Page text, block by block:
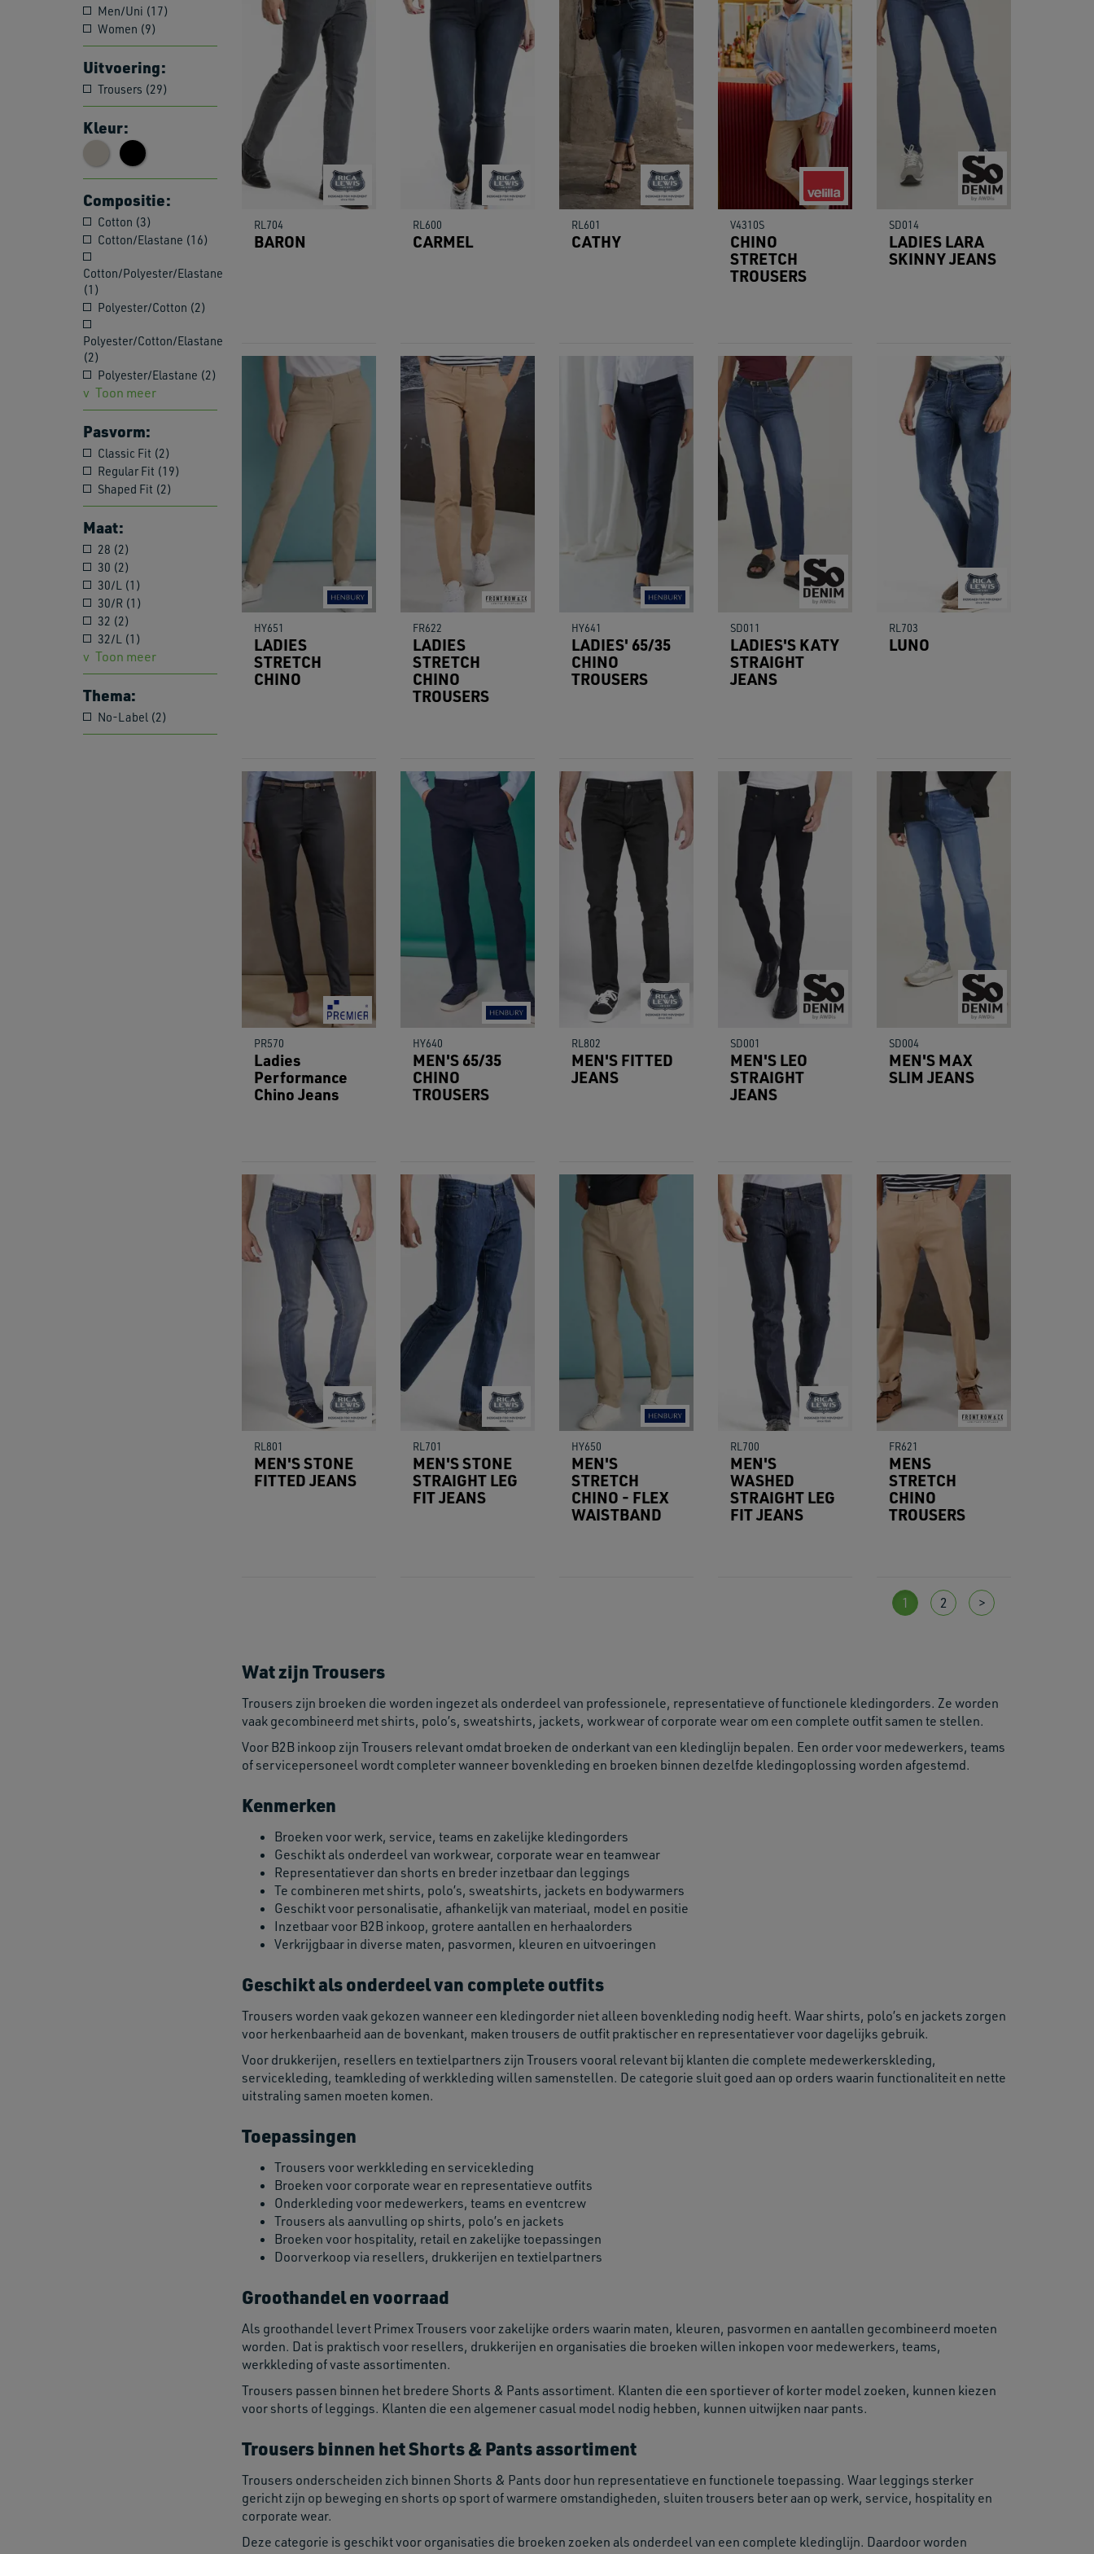
users
touch
swipe
gestures.
Men/Uni (17)
Women (9)
Uitvoering:
Trousers (29)
Kleur:
Compositie:
Cotton (3)
Cotton/Elastane (16)
Cotton/Polyester/Elastane
(1)
Polyester/Cotton (2)
Polyester/Cotton/Elastane
(2)
Polyester/Elastane (2)
Toon meer
Pasvorm:
Classic Fit (2)
Regular Fit (19)
Shaped Fit (2)
Maat:
28 (2)
30 (2)
30/L (1)
30/R (1)
32 (2)
32/L (1)
Toon meer
Thema:
No-Label (2)
RL704
BARON
RL600
CARMEL
RL601
CATHY
V4310S
CHINO
STRETCH
TROUSERS
SD014
LADIES LARA
SKINNY JEANS
HY651
LADIES
STRETCH
CHINO
FR622
LADIES
STRETCH
CHINO
TROUSERS
HY641
LADIES' 65/35
CHINO
TROUSERS
SD011
LADIES'S KATY
STRAIGHT
JEANS
RL703
LUNO
PR570
Ladies
Performance
Chino Jeans
HY640
MEN'S 65/35
CHINO
TROUSERS
RL802
MEN'S FITTED
JEANS
SD001
MEN'S LEO
STRAIGHT
JEANS
SD004
MEN'S MAX
SLIM JEANS
RL801
MEN'S STONE
FITTED JEANS
RL701
MEN'S STONE
STRAIGHT LEG
FIT JEANS
HY650
MEN'S
STRETCH
CHINO - FLEX
WAISTBAND
RL700
MEN'S
WASHED
STRAIGHT LEG
FIT JEANS
FR621
MENS
STRETCH
CHINO
TROUSERS
1 2 >
Wat zijn Trousers
Trousers zijn broeken die worden ingezet als onderdeel van professionele, representatieve of functionele kledingorders. Ze worden
vaak gecombineerd met shirts, polo’s, sweatshirts, jackets, workwear of corporate wear om een complete outfit samen te stellen.
Voor B2B inkoop zijn Trousers relevant omdat broeken de onderkant van een kledinglijn bepalen. Een order voor medewerkers, teams
of servicepersoneel wordt completer wanneer bovenkleding en broeken binnen dezelfde kledingoplossing worden afgestemd.
Kenmerken
Broeken voor werk, service, teams en zakelijke kledingorders
Geschikt als onderdeel van workwear, corporate wear en teamwear
Representatiever dan shorts en breder inzetbaar dan leggings
Te combineren met shirts, polo’s, sweatshirts, jackets en bodywarmers
Geschikt voor personalisatie, afhankelijk van materiaal, model en positie
Inzetbaar voor B2B inkoop, grotere aantallen en herhaalorders
Verkrijgbaar in diverse maten, pasvormen, kleuren en uitvoeringen
Geschikt als onderdeel van complete outfits
Trousers worden vaak gekozen wanneer een kledingorder niet alleen bovenkleding nodig heeft. Waar shirts, polo’s en jackets zorgen
voor herkenbaarheid aan de bovenkant, maken trousers de outfit praktischer en representatiever voor dagelijks gebruik.
Voor drukkerijen, resellers en textielpartners zijn Trousers vooral relevant bij klanten die complete medewerkerskleding,
servicekleding, teamkleding of werkkleding willen samenstellen. De categorie sluit goed aan op orders waarin functionaliteit en nette
uitstraling samen moeten komen.
Toepassingen
Trousers voor werkkleding en servicekleding
Broeken voor corporate wear en representatieve outfits
Onderkleding voor medewerkers, teams en eventcrew
Trousers als aanvulling op shirts, polo’s en jackets
Broeken voor hospitality, retail en zakelijke toepassingen
Doorverkoop via resellers, drukkerijen en textielpartners
Groothandel en voorraad
Als groothandel levert Primex Trousers voor zakelijke orders waarin maten, kleuren, pasvormen en aantallen gecombineerd moeten
worden. Dat is praktisch voor resellers, drukkerijen en organisaties die broeken willen inkopen voor medewerkers, teams,
werkkleding of vaste assortimenten.
Trousers passen binnen het bredere Shorts & Pants assortiment. Klanten die een sportiever of korter model zoeken, kunnen kiezen
voor shorts of leggings. Klanten die een algemener casual model nodig hebben, kunnen uitwijken naar pants.
Trousers binnen het Shorts & Pants assortiment
Trousers onderscheiden zich binnen Shorts & Pants door hun representatieve en functionele toepassing. Waar leggings sterker
gericht zijn op beweging en shorts op sport of warmere omstandigheden, sluiten trousers beter aan op werk, service, hospitality en
corporate wear.
Deze categorie is geschikt voor organisaties die broeken zoeken als onderdeel van een complete kledinglijn. Daardoor worden